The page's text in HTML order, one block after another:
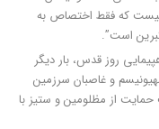
که فقط اختصاص به
است”.
روز قدس، بار دیگر
و غاصبان سرزمین
از مظلومین و ستیز با